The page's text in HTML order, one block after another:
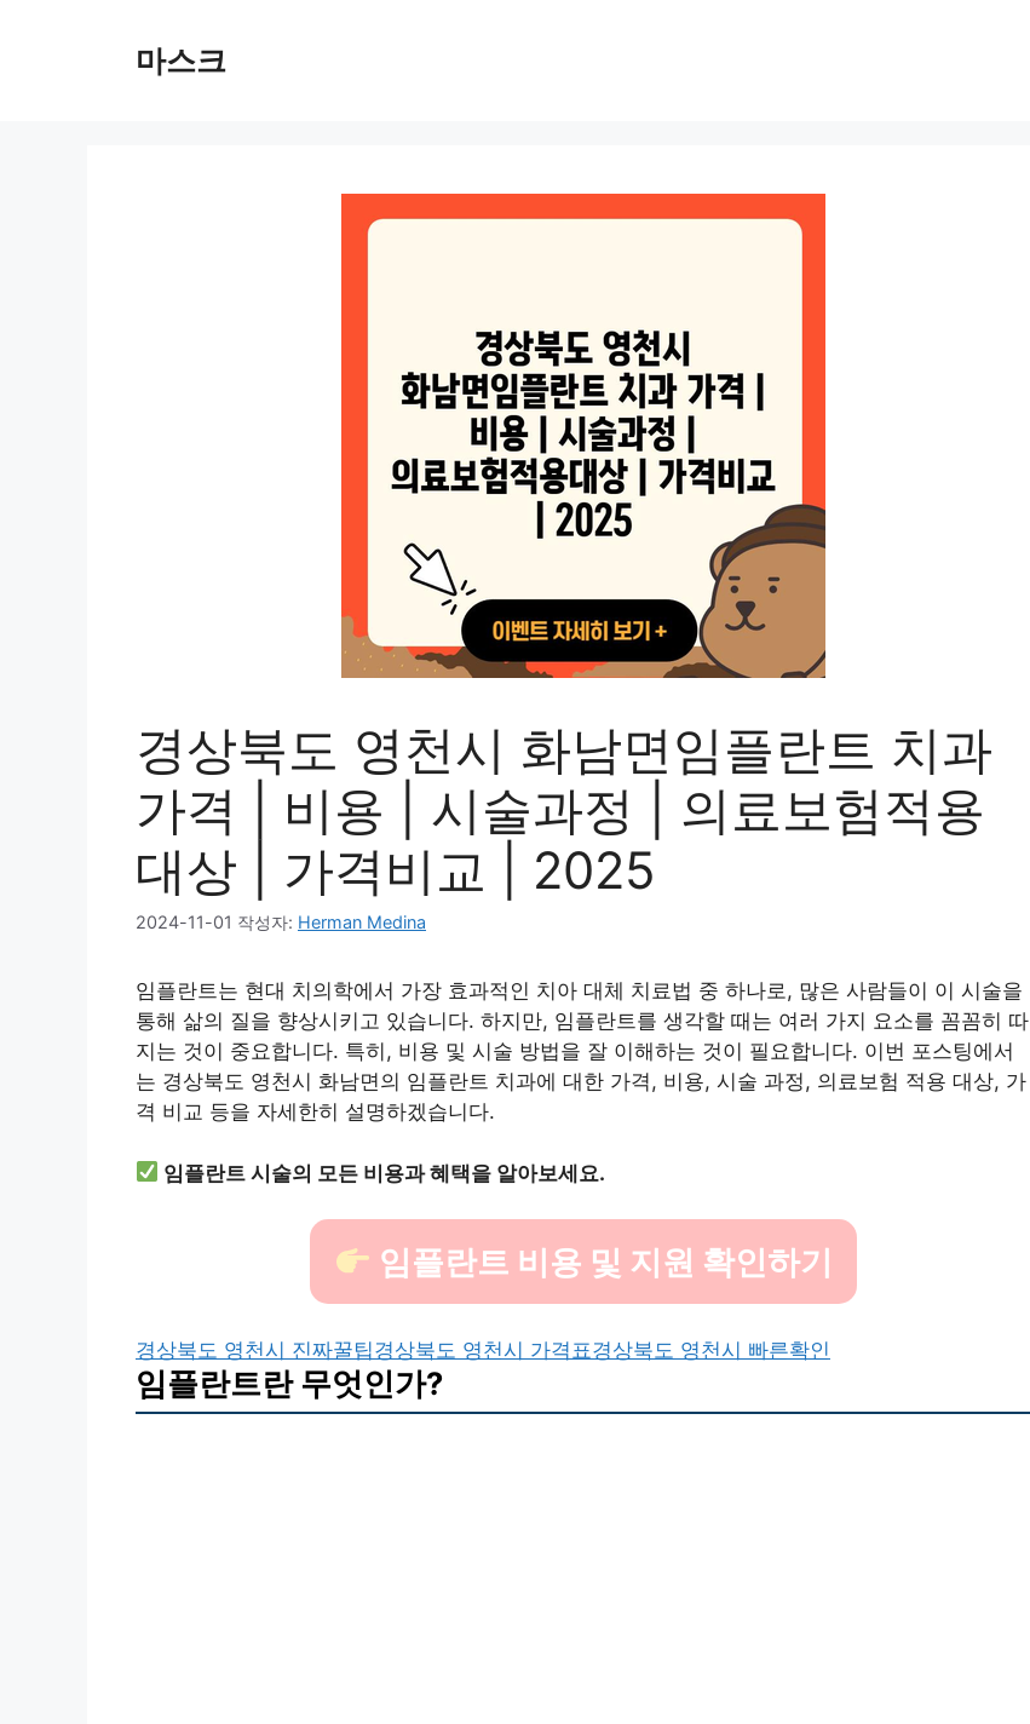
마스크
경상북도 영천시 화남면임플란트 치과
가격 | 비용 | 시술과정 | 의료보험적용
대상 | 가격비교 | 2025
2024-11-01 작성자: Herman Medina
임플란트는 현대 치의학에서 가장 효과적인 치아 대체 치료법 중 하나로, 많은 사람들이 이 시술을
통해 삶의 질을 향상시키고 있습니다. 하지만, 임플란트를 생각할 때는 여러 가지 요소를 꼼꼼히 따
지는 것이 중요합니다. 특히, 비용 및 시술 방법을 잘 이해하는 것이 필요합니다. 이번 포스팅에서
는 경상북도 영천시 화남면의 임플란트 치과에 대한 가격, 비용, 시술 과정, 의료보험 적용 대상, 가
격 비교 등을 자세한히 설명하겠습니다.
임플란트 시술의 모든 비용과 혜택을 알아보세요.
임플란트 비용 및 지원 확인하기
경상북도 영천시 진짜꿀팁경상북도 영천시 가격표경상북도 영천시 빠른확인
임플란트란 무엇인가?